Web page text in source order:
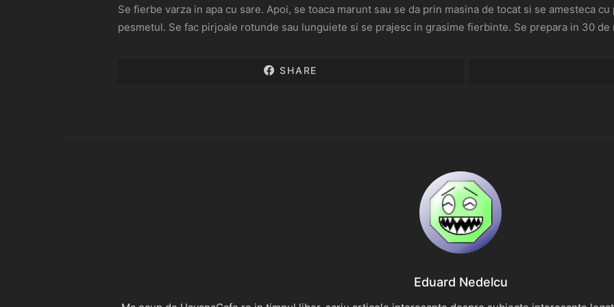
Se fierbe varza in apa cu sare. Apoi, se toaca marunt sau se da prin masina de tocat si se amesteca
pesmetul. Se fac pirjoale rotunde sau lunguiete si se prajesc in grasime fierbinte. Se prepara in 30 de
SHARE
Eduard Nedelcu